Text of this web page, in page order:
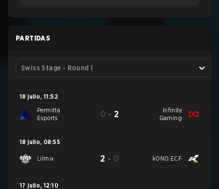
PARTIDAS
Swiss Stage - Round 1
18 julio, 11:52
Permitta
Esports
0 - 2
Infinite
Gaming
18 julio, 08:55
Lilmix 2 - 0 kONO.ECF
17 julio, 12:10